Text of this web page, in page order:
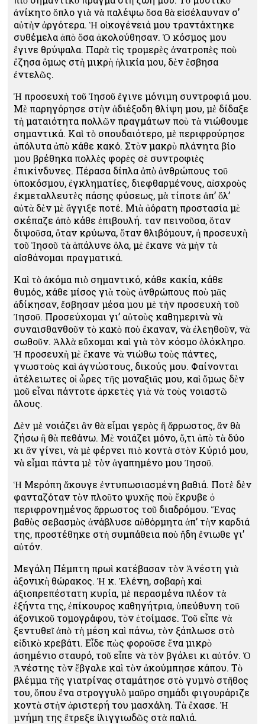
ἀνίκητο ὅπλο γιὰ νὰ παλέψω ὅσα θὰ εἰσέλαυναν σ’
αὐτὴν ἀργότερα. Ἡ οἰκογένειά μου τραντάχτηκε
συθέμελα ἀπὸ ὅσα ἀκολούθησαν. Ὁ κόσμος μου
ἔγινε θρύψαλα. Παρὰ τὶς τρομερὲς ἀνατροπὲς ποὺ
ἔζησα ὅμως στὴ μικρὴ ἡλικία μου, δὲν ἔσβησα
ἐντελῶς.
Ἡ προσευχὴ τοῦ Ἰησοῦ ἔγινε μόνιμη συντροφιά μου.
Μὲ παρηγόρησε στὴν ἀδιέξοδη θλίψη μου, μὲ δίδαξε
τὴ ματαιότητα πολλῶν πραγμάτων ποὺ τὰ νιώθουμε
σημαντικά. Καὶ τὸ σπουδαιότερο, μὲ περιφρούρησε
ἀπόλυτα ἀπὸ κάθε κακό. Στὸν μακρὺ πλάνητα βίο
μου βρέθηκα πολλὲς φορὲς σὲ συντροφιὲς
ἐπικίνδυνες. Πέρασα δίπλα ἀπὸ ἀνθρώπους τοῦ
ὑποκόσμου, ἐγκληματίες, διεφθαρμένους, αἰσχροὺς
ἐκμεταλλευτὲς πάσης φύσεως, μὰ τίποτε ἀπ’ ὅλ’
αὐτὰ δὲν μὲ ἄγγιξε ποτέ. Μιὰ ἀόρατη προστασία μὲ
σκέπαζε ἀπὸ κάθε ἐπιβουλή. Ὅταν πεινοῦσα, ὅταν
διψοῦσα, ὅταν κρύωνα, ὅταν θλιβόμουν, ἡ προσευχὴ
τοῦ Ἰησοῦ τὰ ἁπάλυνε ὅλα, μὲ ἔκανε νὰ μὴν τὰ
αἰσθάνομαι πραγματικά.
Καὶ τὸ ἀκόμα πιὸ σημαντικό, κάθε κακία, κάθε
θυμός, κάθε μίσος γιὰ τοὺς ἀνθρώπους ποὺ μᾶς
ἀδίκησαν, ἔσβησαν μέσα μου μὲ τὴν προσευχὴ τοῦ
Ἰησοῦ. Προσεύχομαι γι’ αὐτοὺς καθημερινὰ νὰ
συναισθανθοῦν τὸ κακὸ ποὺ ἔκαναν, νὰ ἐλεηθοῦν, νὰ
σωθοῦν. Ἀλλὰ εὔχομαι καὶ γιὰ τὸν κόσμο ὁλόκληρο.
Ἡ προσευχὴ μὲ ἔκανε νὰ νιώθω τοὺς πάντες,
γνωστοὺς καὶ ἀγνώστους, δικούς μου. Φαίνονται
ἀτέλειωτες οἱ ὧρες τῆς μοναξιᾶς μου, καὶ ὅμως δὲν
μοῦ εἶναι πάντοτε ἀρκετὲς γιὰ νὰ τοὺς νοιαστῶ
ὅλους.
Δὲν μὲ νοιάζει ἂν θὰ εἶμαι γερὸς ἢ ἄρρωστος, ἂν θὰ
ζήσω ἢ θὰ πεθάνω. Μὲ νοιάζει μόνο, ὅ,τι ἀπὸ τὰ δύο
κι ἂν γίνει, νὰ μὲ φέρνει πιὸ κοντὰ στὸν Κύριό μου,
νὰ εἶμαι πάντα μὲ τὸν ἀγαπημένο μου Ἰησοῦ.
Ἡ Μερόπη ἄκουγε ἐντυπωσιασμένη βαθιά. Ποτὲ δὲν
φανταζόταν τὸν πλοῦτο ψυχῆς ποὺ ἔκρυβε ὁ
περιφρονημένος ἄρρωστος τοῦ διαδρόμου. Ἕνας
βαθὺς σεβασμὸς ἀνάβλυσε αὐθόρμητα ἀπ’ τὴν καρδιά
της, προστέθηκε στὴ συμπάθεια ποὺ ἤδη ἔνιωθε γι’
αὐτόν.
Μεγάλη Πέμπτη πρωὶ κατέβασαν τὸν Ἀνέστη γιὰ
ἀξονικὴ θώρακος. Ἡ κ. Ἑλένη, σοβαρὴ καὶ
ἀξιοπρεπέστατη κυρία, μὲ περασμένα πλέον τὰ
ἑξήντα της, ἐπίκουρος καθηγήτρια, ὑπεύθυνη τοῦ
ἀξονικοῦ τομογράφου, τὸν ἑτοίμασε. Τοῦ εἶπε νὰ
ξεντυθεῖ ἀπὸ τὴ μέση καὶ πάνω, τὸν ξάπλωσε στὸ
εἰδικὸ κρεβάτι. Εἶδε πὼς φοροῦσε ἕνα μικρὸ
ἀσημένιο σταυρό, τοῦ εἶπε νὰ τὸν βγάλει κι αὐτόν. Ὁ
Ἀνέστης τὸν ἔβγαλε καὶ τὸν ἀκούμπησε κάπου. Τὸ
βλέμμα τῆς γιατρίνας σταμάτησε στὸ γυμνὸ στῆθος
του, ὅπου ἕνα στρογγυλὸ μαῦρο σημάδι φιγουράριζε
κοντὰ στὴν ἀριστερή του μασχάλη. Τὰ ἔχασε. Ἡ
μνήμη της ἔτρεξε ἰλιγγιωδῶς στὰ παλιά.